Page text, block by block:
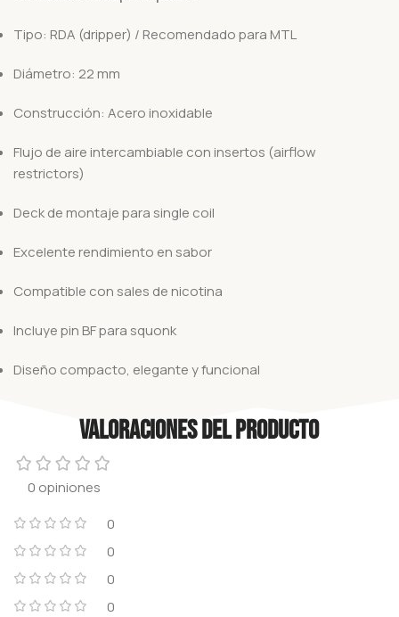
Tipo: RDA (dripper) / Recomendado para MTL
Diámetro: 22 mm
Construcción: Acero inoxidable
Flujo de aire intercambiable con insertos (airflow
restrictors)
Deck de montaje para single coil
Excelente rendimiento en sabor
Compatible con sales de nicotina
Incluye pin BF para squonk
Diseño compacto, elegante y funcional
Valoraciones del producto
0 opiniones
0
0
0
0